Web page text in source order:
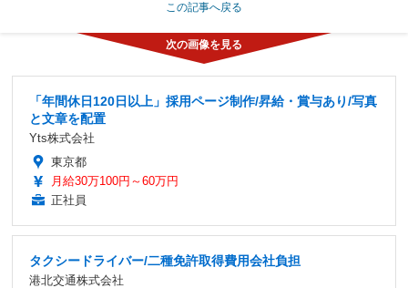
この記事へ戻る
「年間休日120日以上」採用ページ制作/昇給・賞与あり/写真
と文章を配置
Yts株式会社
東京都
月給30万100円～60万円
正社員
タクシードライバー/二種免許取得費用会社負担
港北交通株式会社